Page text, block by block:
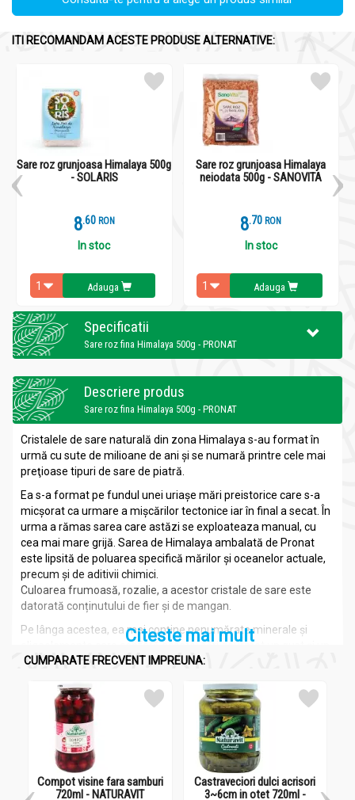
ITI RECOMANDAM ACESTE PRODUSE ALTERNATIVE:
Sare roz grunjoasa Himalaya 500g
- SOLARIS
8.6 RON
In stoc
Adauga
Sare roz grunjoasa Himalaya
neiodata 500g - SANOVITA
8.7 RON
In stoc
Adauga
Specificatii
Sare roz fina Himalaya 500g - PRONAT
Descriere produs
Sare roz fina Himalaya 500g - PRONAT
Cristalele de sare naturală din zona Himalaya s-au format în
urmă cu sute de milioane de ani şi se numară printre cele mai
preţioase tipuri de sare de piatră.
Ea s-a format pe fundul unei uriaşe mări preistorice care s-a
micşorat ca urmare a mișcărilor tectonice iar în final a secat. În
urma a rămas sarea care astăzi se exploateaza manual, cu
cea mai mare grijă. Sarea de Himalaya ambalată de Pronat
este lipsită de poluarea specifică mărilor şi oceanelor actuale,
precum şi de aditivii chimici.
Culoarea frumoasă, rozalie, a acestor cristale de sare este
datorată conținutului de fier şi de mangan.
Pe lânga acestea, ea mai conţine nenumărate minerale şi
oligoelemente care conferă acestei sări gourmet un gust şi un
rafinament aparte. În comparaţie cu sarea de masă obișnuită,
una din cele mai valoroase tipuri de sare gourmet.
Compozitie
Sare roz fina Himalaya 500g - PRONAT
Sare de Himalaya.
Citeste mai mult
CUMPARATE FRECVENT IMPREUNA:
Compot visine fara samburi
720ml - NATURAVIT
Castraveciori dulci acrisori
3~6cm in otet 720ml -